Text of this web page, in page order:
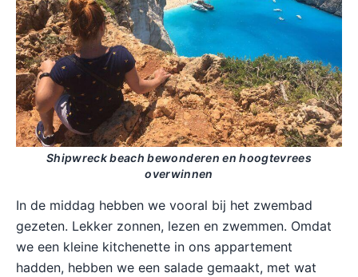
Shipwreck beach bewonderen en hoogtevrees
overwinnen
In de middag hebben we vooral bij het zwembad
gezeten. Lekker zonnen, lezen en zwemmen. Omdat
we een kleine kitchenette in ons appartement
hadden, hebben we een salade gemaakt, met wat